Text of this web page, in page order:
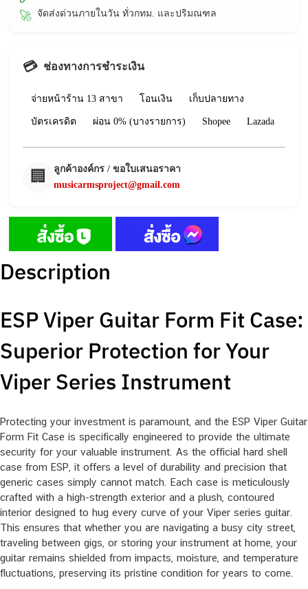
🚀 จัดส่งด่วนภายในวัน ทั่วกทม. และปริมณฑล
💳 ช่องทางการชำระเงิน
จ่ายหน้าร้าน 13 สาขา โอนเงิน เก็บปลายทาง
บัตรเครดิต ผ่อน 0% (บางรายการ) Shopee Lazada
🏢
ลูกค้าองค์กร / ขอใบเสนอราคา
musicarmsproject@gmail.com
Description
ESP Viper Guitar Form Fit Case:
Superior Protection for Your
Viper Series Instrument
Protecting your investment is paramount, and the ESP Viper Guitar
Form Fit Case is specifically engineered to provide the ultimate
security for your valuable instrument. As the official hard shell
case from ESP, it offers a level of durability and precision that
generic cases simply cannot match. Each case is meticulously
crafted with a high-strength exterior and a plush, contoured
interior designed to hug every curve of your Viper series guitar.
This ensures that whether you are navigating a busy city street,
traveling between gigs, or storing your instrument at home, your
guitar remains shielded from impacts, moisture, and temperature
fluctuations, preserving its pristine condition for years to come.